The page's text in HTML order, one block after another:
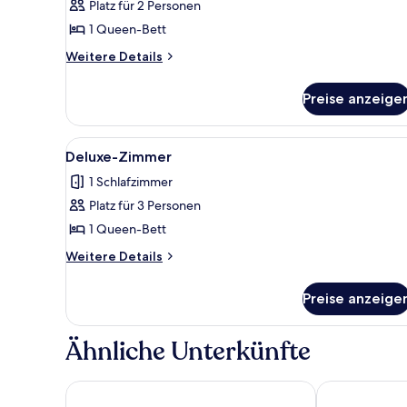
Platz für 2 Personen
1 Queen-Bett
Weitere Details
Weitere
Zimmer
Preise
Alle
Fotos
für
Deluxe-
Zimmer
anzeigen
Ein Schlafzimmer mit einem
3
Deluxe-Zimmer
1 Schlafzimmer
Platz für 3 Personen
1 Queen-Bett
Weitere Details
Weitere
Zimmer
Preise
Ähnliche Unterkünfte
Hotel Lonca Hotel Vila Loka